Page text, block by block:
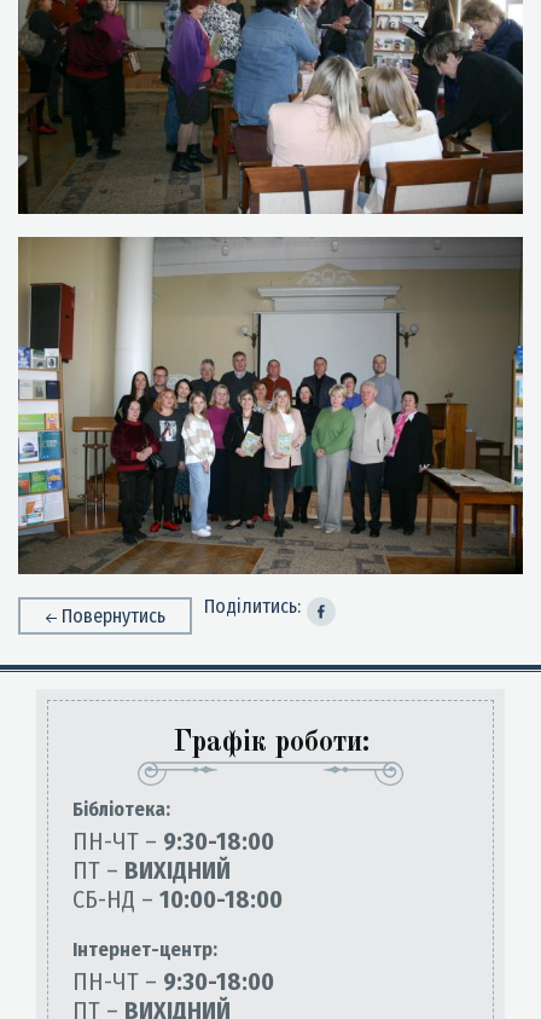
Повернутись Поділитись:
Графік роботи:
Бiблiотека:
ПН-ЧТ – 9:30-18:00
ПТ – ВИХІДНИЙ
СБ-НД – 10:00-18:00
Інтернет-центр:
ПН-ЧТ – 9:30-18:00
ПТ – ВИХІДНИЙ